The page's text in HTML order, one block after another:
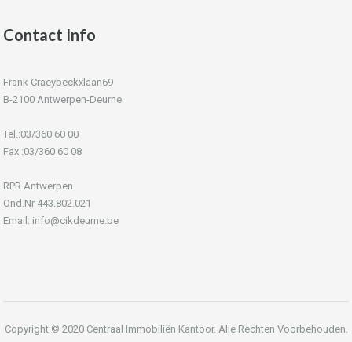
Contact Info
Frank Craeybeckxlaan69
B-2100 Antwerpen-Deurne
Tel.:03/360 60 00
Fax :03/360 60 08
RPR Antwerpen
Ond.Nr 443.802.021
Email: info@cikdeurne.be
Copyright © 2020 Centraal Immobiliën Kantoor. Alle Rechten Voorbehouden.